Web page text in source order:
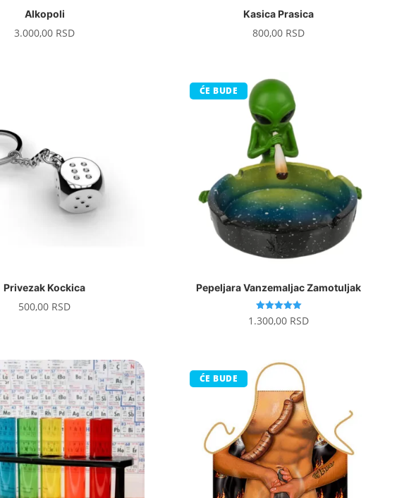
Alkopoli
3.000,00 RSD
Kasica Prasica
800,00 RSD
Privezak Kockica
500,00 RSD
ĆE BUDE
Pepeljara Vanzemaljac Zamotuljak
Ocenjeno
sa
1.300,00 RSD
ĆE BUDE